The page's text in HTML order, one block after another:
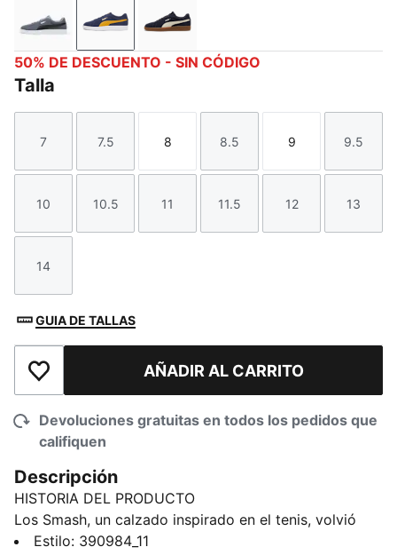
Gray Tile-PUMA Black-PUMA White
PUMA Navy-Amber-PUMA Gold-PUMA
New Navy-Warm White
50% DE DESCUENTO - SIN CÓDIGO
Talla
Talla
7
Talla
7.5
Talla
8
Talla
8.5
Talla
9
Talla
9.5
Talla
10
Talla
10.5
Talla
11
Talla
11.5
Talla
12
Talla
13
Talla
14
GUIA DE TALLAS
Añadir a la lista de deseosAÑADIR AL CARRITO
Devoluciones gratuitas en todos los pedidos que
califiquen
Descripción
HISTORIA DEL PRODUCTO
Los Smash, un calzado inspirado en el tenis, volvió
mejor que nunca. Cuentan con la silueta clásica y
Estilo: 390984_11